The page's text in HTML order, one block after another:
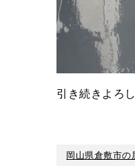
引き続きよろ
岡山県倉敷市の